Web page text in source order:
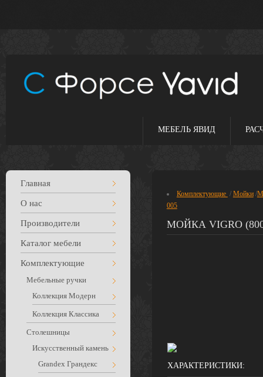
МЕБЕЛЬ ЯВИД
Главная
О нас
Производители
Каталог мебели
Комплектующие
Мебельные ручки
Коллекция Модерн
Коллекция Классика
Столешницы
Искусственный камень
Grandex Грандекс
Комплектующие / Мойки/
005
МОЙКА VIGRO
ХАРАКТЕРИСТИКИ: